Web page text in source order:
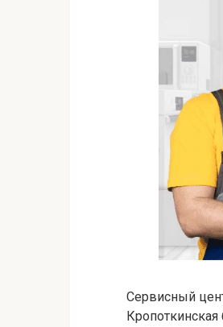
Сервисный